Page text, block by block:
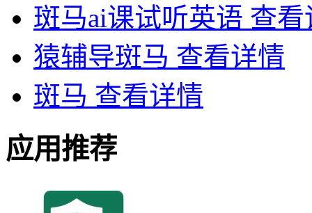
斑马ai课试听英语 查看
猿辅导斑马 查看详情
斑马 查看详情
应用推荐